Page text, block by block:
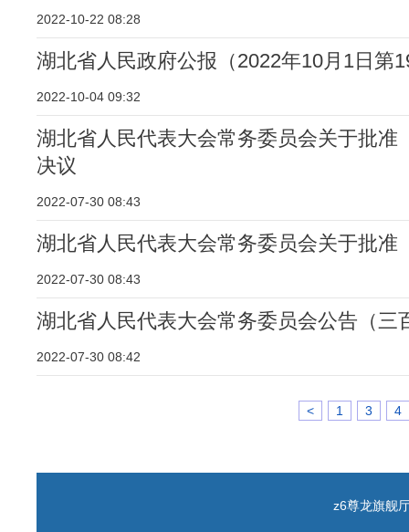
2022-10-22 08:28
湖北省人民政府公报（2022年10月1日第
2022-10-04 09:32
湖北省人民代表大会常务委员会关于批
决议
2022-07-30 08:43
湖北省人民代表大会常务委员会关于批
2022-07-30 08:43
湖北省人民代表大会常务委员会公告（三
2022-07-30 08:42
< 1 3 4
z6尊龙旗舰